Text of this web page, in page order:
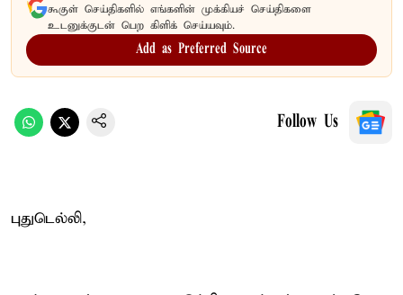
கூகுள் செய்திகளில் எங்களின் முக்கியச் செய்திகளை
உடனுக்குடன் பெற கிளிக் செய்யவும்.
Add as Preferred Source
Follow Us
புதுடெல்லி,